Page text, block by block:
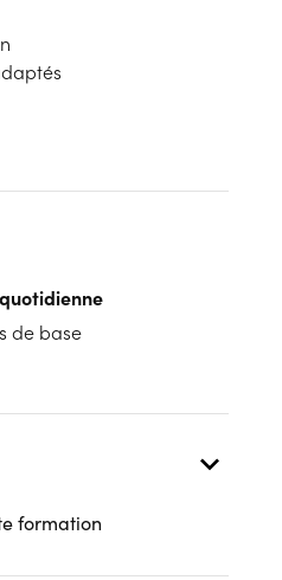
de base
formation